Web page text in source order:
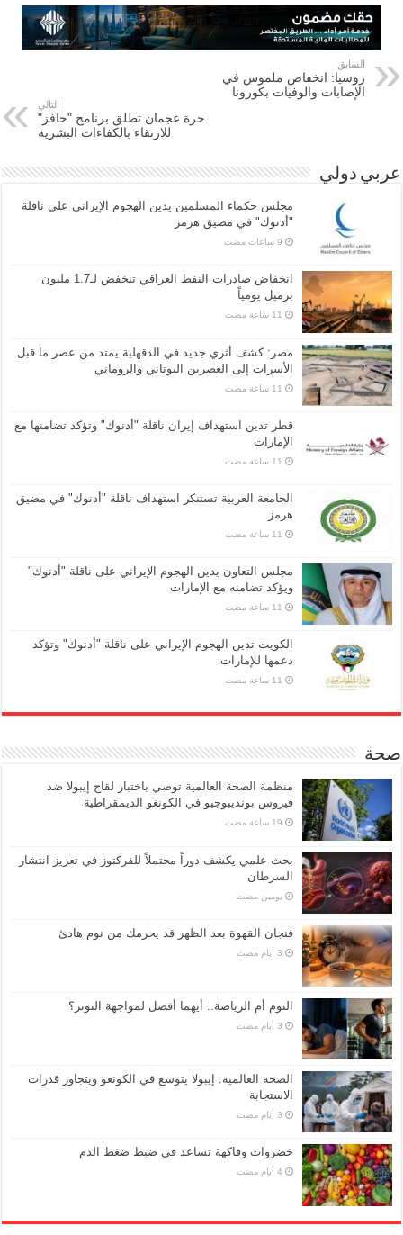
السابق
روسيا: انخفاض ملموس في
الإصابات والوفيات بكورونا
التالي
حرة عجمان تطلق برنامج "حافز"
للارتقاء بالكفاءات البشرية
عربي دولي
مجلس حكماء المسلمين يدين الهجوم الإيراني على ناقلة
"أدنوك" في مضيق هرمز
انخفاض صادرات النفط العراقي تنخفض لـ1.7 مليون
برميل يومياً
مصر: كشف أثري جديد في الدقهلية يمتد من عصر ما قبل
الأسرات إلى العصرين اليوناني والروماني
قطر تدين استهداف إيران ناقلة "أدنوك" وتؤكد تضامنها مع
الإمارات
الجامعة العربية تستنكر استهداف ناقلة "أدنوك" في مضيق
هرمز
مجلس التعاون يدين الهجوم الإيراني على ناقلة "أدنوك"
ويؤكد تضامنه مع الإمارات
الكويت تدين الهجوم الإيراني على ناقلة "أدنوك" وتؤكد
دعمها للإمارات
صحة
منظمة الصحة العالمية توصي باختبار لقاح إيبولا ضد
فيروس بونديبوجيو في الكونغو الديمقراطية
بحث علمي يكشف دوراً محتملاً للفركتوز في تعزيز انتشار
السرطان
‏يومين مضت
فنجان القهوة بعد الظهر قد يحرمك من نوم هادئ
النوم أم الرياضة.. أيهما أفضل لمواجهة التوتر؟
الصحة العالمية: إيبولا يتوسع في الكونغو ويتجاوز قدرات
الاستجابة
خضروات وفاكهة تساعد في ضبط ضغط الدم